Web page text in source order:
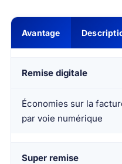
Avantage
Remise digitale
Économies sur la
par voie numérique
Super remise